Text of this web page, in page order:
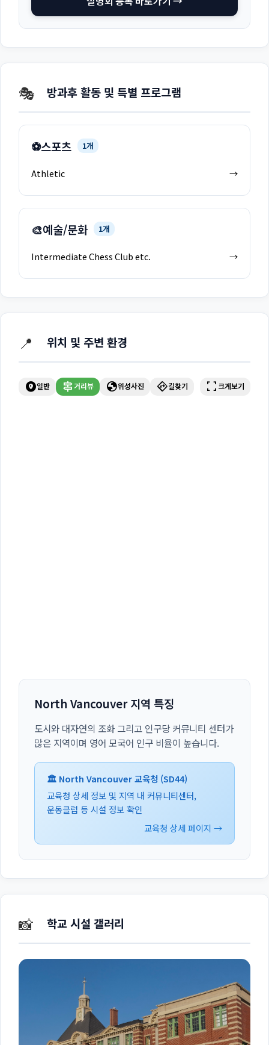
🎭 방과후 활동 및 특별 프로그램
⚽스포츠 1개
Athletic →
🎨예술/문화 1개
Intermediate Chess Club etc. →
📍 위치 및 주변 환경
explore_nearby일반 signpost 거리뷰 globe위성사진 directions길찾기 fullscreen 크게보기
North Vancouver 지역 특징
도시와 대자연의 조화 그리고 인구당 커뮤니티 센터가
많은 지역이며 영어 모국어 인구 비율이 높습니다.
🏛️ North Vancouver 교육청 (SD44)
교육청 상세 정보 및 지역 내 커뮤니티센터,
운동클럽 등 시설 정보 확인
교육청 상세 페이지 →
📸 학교 시설 갤러리